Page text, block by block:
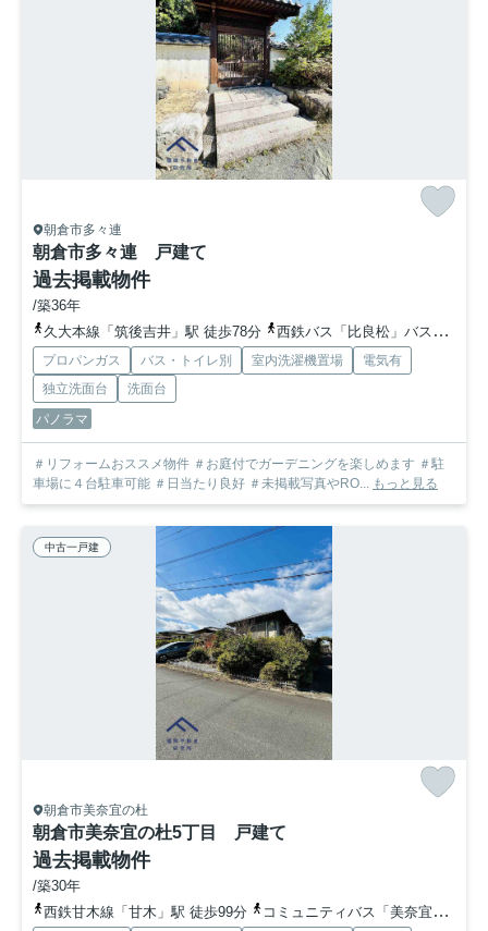
朝倉市多々連
朝倉市多々連 戸建て
過去掲載物件
/築36年
久大本線「筑後吉井」駅 徒歩78分
西鉄バス「比良松」バス停下車 徒歩14分
プロパンガス バス・トイレ別 室内洗濯機置場
電気有
独立洗面台
洗面台
パノラマ
＃リフォームおススメ物件 ＃お庭付でガーデニングを楽しめます ＃駐
車場に４台駐車可能 ＃日当たり良好 ＃未掲載写真やRO...
もっと見る
中古一戸建
朝倉市美奈宜の杜
朝倉市美奈宜の杜5丁目 戸建て
過去掲載物件
/築30年
西鉄甘木線「甘木」駅 徒歩99分
コミュニティバス「美奈宜の杜5丁目」バス停下車 徒歩2分